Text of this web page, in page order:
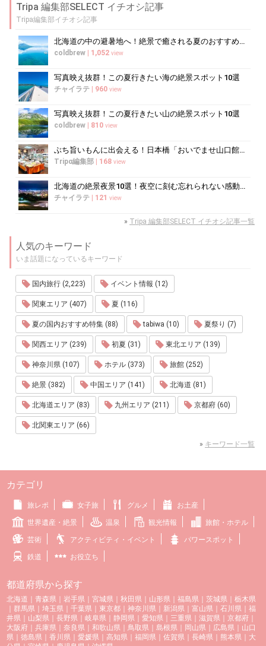
Tripa 編集部SELECT イチオシ記事
Tripa編集部イチオシ記事
北海道の中の避暑地へ！絶景で癒される夏のおすすめスポット10選
coldbrew | 1,052 view
写真映え抜群！この夏行きたい海の絶景スポット10選
チャイラテ | 960 view
写真映え抜群！この夏行きたい山の絶景スポット10選
coldbrew | 810 view
ぶち旨いもんに出会える！日本橋「おいでませ山口館」で買うべき銘品ガイド
Tripα編集部 | 168 view
北海道の絶景夜景10選！夜空に刻む忘れられない感動の光景へ
チャイラテ | 121 view
» Tripa 編集部SELECT イチオシ記事一覧
人気のキーワード
いま話題になっているキーワード
国内旅行 (2,223) イベント情報 (12)
関東エリア (407) 夏 (116)
夏の国内おすすめ特集 (88) tabiwa (10) 夏祭り (7)
関西エリア (239) 初夏 (31) 東北エリア (139)
神奈川県 (107) ホテル (373) 旅館 (252)
絶景 (382) 中国エリア (141) 北海道 (81)
北海道エリア (83) 九州エリア (211) 京都府 (60)
北関東エリア (66)
» キーワード一覧
カテゴリ
旅レポ 女子旅 グルメ お土産
世界遺産・絶景 温泉 観光情報 旅館・ホテル
芸術 アクティビティ・イベント パワースポット
鉄道 お役立ち
都道府県から探す
北海道 ｜青森県 ｜ 岩手県 ｜宮城県 ｜秋田県 ｜ 山形県 ｜福島県 ｜茨城県 ｜栃木県
｜ 群馬県 ｜埼玉県 ｜千葉県 ｜ 東京都 ｜神奈川県 ｜ 新潟県 ｜富山県 ｜石川県 ｜福
井県 ｜ 山梨県 ｜長野県 ｜岐阜県 ｜静岡県 ｜愛知県 ｜ 三重県 ｜滋賀県 ｜京都府 ｜
大阪府 ｜兵庫県 ｜奈良県 ｜和歌山県 ｜ 鳥取県 ｜島根県 ｜ 岡山県 ｜ 広島県 ｜ 山口
県 ｜徳島県 ｜香川県 ｜愛媛県 ｜高知県 ｜福岡県 ｜佐賀県 ｜長崎県 ｜ 熊本県 ｜ 大